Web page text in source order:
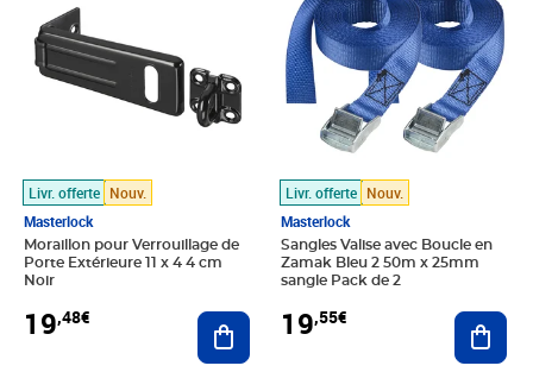
Livr. offerte Nouv.
Masterlock
Moraillon pour Verrouillage de
Porte Extérieure 11 x 4 4 cm
Noir
19,48€ Ajouter au panier
Livr. offerte Nouv.
Masterlock
Sangles Valise avec Boucle en
Zamak Bleu 2 50m x 25mm
sangle Pack de 2
19,55€